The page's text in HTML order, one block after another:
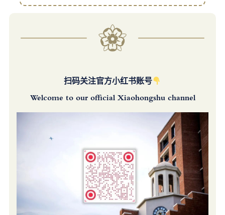
扫码关注官方小红书账号
Welcome to our official Xiaohongshu channel